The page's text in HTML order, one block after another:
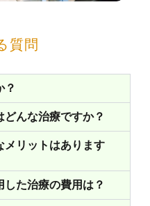
質問
？
んな治療ですか？
メリットはあります
た治療の費用は？